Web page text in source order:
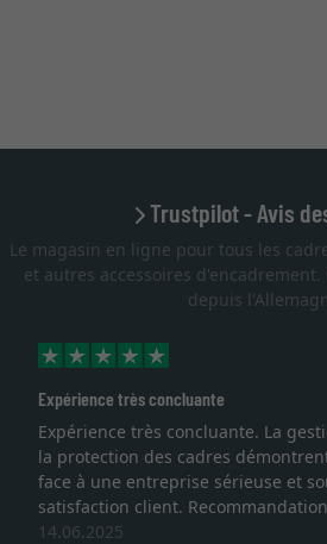
Trustpilot - Avis
Le magasin en ligne pour tous les
et autres accessoires
depuis
Expérience très concluante
Expérience très concluante. La
la protection des cadres
face à une entreprise sérieuse et
satisfaction client.
14.06.2025